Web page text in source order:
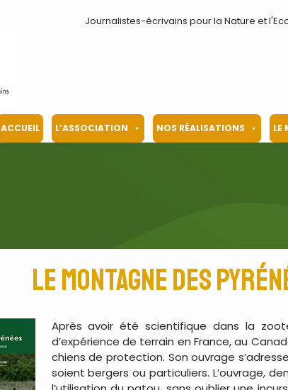
Journalistes-écrivains pour la Nature et
ACCUEIL L’ASSOCIATION NOS RÉALISATIONS LE
Le montagne des
Après avoir été scientifique dans la
d’expérience de terrain en France, au
chiens de protection. Son ouvrage
soient bergers ou particuliers. L’ouvrage,